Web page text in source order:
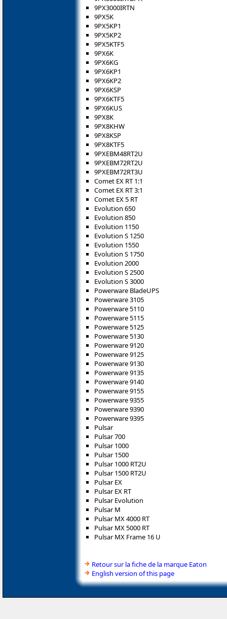
9PX3000IRTN
9PX5K
9PX5KP1
9PX5KP2
9PX5KTF5
9PX6K
9PX6KG
9PX6KP1
9PX6KP2
9PX6KSP
9PX6KTF5
9PX6KUS
9PX8K
9PX8KHW
9PX8KSP
9PX8KTF5
9PXEBM48RT2U
9PXEBM72RT2U
9PXEBM72RT3U
Comet EX RT 1:1
Comet EX RT 3:1
Comet EX 5 RT
Evolution 650
Evolution 850
Evolution 1150
Evolution S 1250
Evolution 1550
Evolution S 1750
Evolution 2000
Evolution S 2500
Evolution S 3000
Powerware BladeUPS
Powerware 3105
Powerware 5110
Powerware 5115
Powerware 5125
Powerware 5130
Powerware 9120
Powerware 9125
Powerware 9130
Powerware 9135
Powerware 9140
Powerware 9155
Powerware 9355
Powerware 9390
Powerware 9395
Pulsar
Pulsar 700
Pulsar 1000
Pulsar 1500
Pulsar 1000 RT2U
Pulsar 1500 RT2U
Pulsar EX
Pulsar EX RT
Pulsar Evolution
Pulsar M
Pulsar MX 4000 RT
Pulsar MX 5000 RT
Pulsar MX Frame 16 U
Retour sur la fiche de la marque Eaton
English version of this page